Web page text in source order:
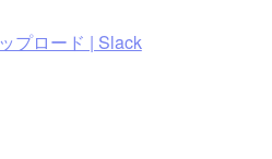
プロード | Slack